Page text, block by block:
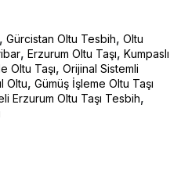
, Gürcistan Oltu Tesbih, Oltu
, Erzurum Oltu Taşı, Kumpaslı
Oltu Taşı, Orijinal Sistemli
Oltu, Gümüş İşleme Oltu Taşı
Erzurum Oltu Taşı Tesbih,